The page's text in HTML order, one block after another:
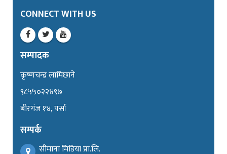
CONNECT WITH US
सम्पादक
कृष्णचन्द्र लामिछाने
९८५५०२२४९७
बीरगंज १४, पर्सा
सम्पर्क
सीमाना मिडिया प्रा.लि.